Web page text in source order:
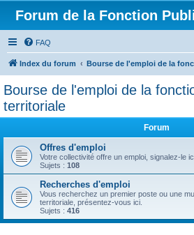
Forum de la Fonction
FAQ
Index du forum Bourse de l'emploi de la
Bourse de l'emploi de la
territoriale
Forum
Offres d'emploi
Votre collectivité offre un emploi, signalez-le
Sujets : 108
Recherches d'emploi
Vous recherchez un premier poste ou une
territoriale, présentez-vous ici.
Sujets : 416